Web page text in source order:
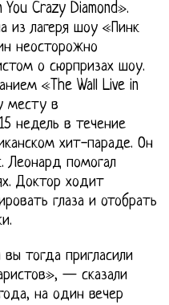
Crazy Diamond».
из лагеря шоу «Пинк
неосторожно
о сюрпризах шоу.
«The Wall Live in
месту в
недель в течение
хит-параде. Он
Леонард помогал
Доктор ходит
глаза и отобрать
тогда пригласили
— сказали
на один вечер